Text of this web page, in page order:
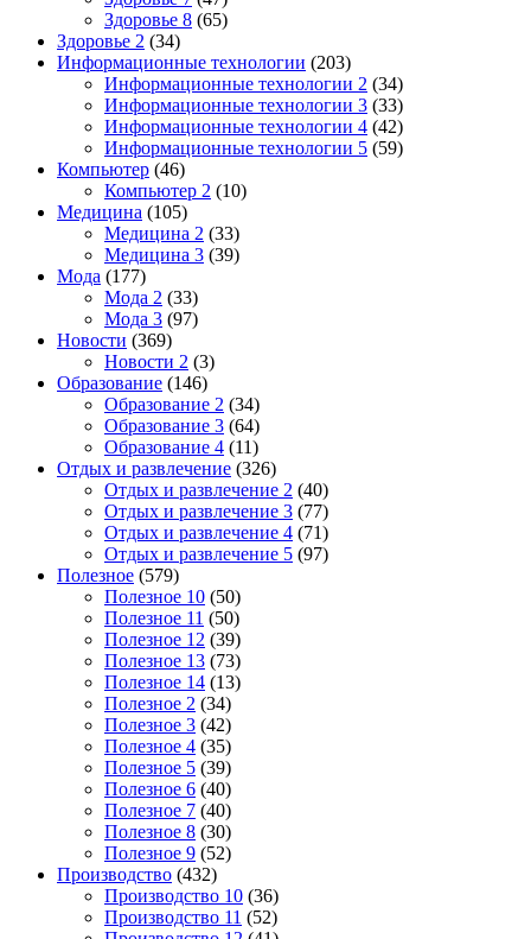
Здоровье 8 (65)
Здоровье 2 (34)
Информационные технологии (203)
Информационные технологии 2 (34)
Информационные технологии 3 (33)
Информационные технологии 4 (42)
Информационные технологии 5 (59)
Компьютер (46)
Компьютер 2 (10)
Медицина (105)
Медицина 2 (33)
Медицина 3 (39)
Мода (177)
Мода 2 (33)
Мода 3 (97)
Новости (369)
Новости 2 (3)
Образование (146)
Образование 2 (34)
Образование 3 (64)
Образование 4 (11)
Отдых и развлечение (326)
Отдых и развлечение 2 (40)
Отдых и развлечение 3 (77)
Отдых и развлечение 4 (71)
Отдых и развлечение 5 (97)
Полезное (579)
Полезное 10 (50)
Полезное 11 (50)
Полезное 12 (39)
Полезное 13 (73)
Полезное 14 (13)
Полезное 2 (34)
Полезное 3 (42)
Полезное 4 (35)
Полезное 5 (39)
Полезное 6 (40)
Полезное 7 (40)
Полезное 8 (30)
Полезное 9 (52)
Производство (432)
Производство 10 (36)
Производство 11 (52)